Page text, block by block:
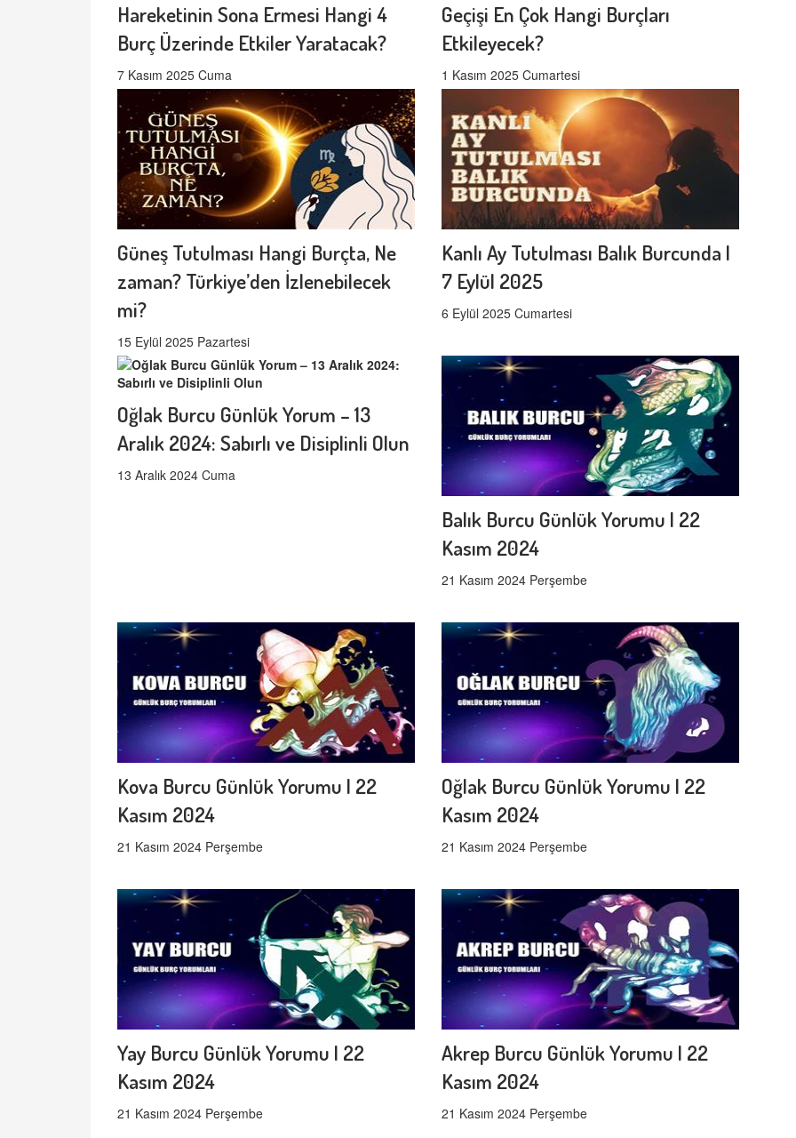
Hareketinin Sona Ermesi Hangi 4
Burç Üzerinde Etkiler Yaratacak?
7 Kasım 2025 Cuma
Geçişi En Çok Hangi Burçları
Etkileyecek?
1 Kasım 2025 Cumartesi
Güneş Tutulması Hangi Burçta, Ne
zaman? Türkiye’den İzlenebilecek
mi?
15 Eylül 2025 Pazartesi
Kanlı Ay Tutulması Balık Burcunda |
7 Eylül 2025
6 Eylül 2025 Cumartesi
Oğlak Burcu Günlük Yorum – 13
Aralık 2024: Sabırlı ve Disiplinli Olun
13 Aralık 2024 Cuma
Balık Burcu Günlük Yorumu | 22
Kasım 2024
21 Kasım 2024 Perşembe
Kova Burcu Günlük Yorumu | 22
Kasım 2024
21 Kasım 2024 Perşembe
Oğlak Burcu Günlük Yorumu | 22
Kasım 2024
21 Kasım 2024 Perşembe
Yay Burcu Günlük Yorumu | 22
Kasım 2024
21 Kasım 2024 Perşembe
Akrep Burcu Günlük Yorumu | 22
Kasım 2024
21 Kasım 2024 Perşembe